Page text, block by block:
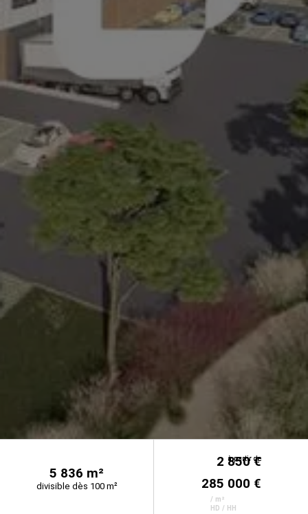
5 836 m²
divisible dès 100 m²
à partir de
2 850 €
à partir de
285 000 €
/ m²
HD / HH